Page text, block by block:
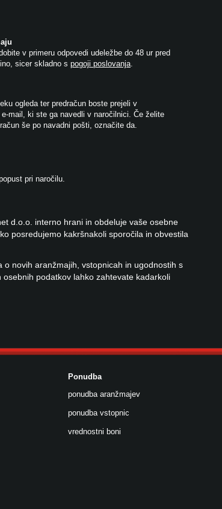
v primeru odpovedi udeležbe do 48 ur pred
sicer skladno s pogoji poslovanja.
ogleda ter predračun boste prejeli v
mail, ki ste ga navedli v naročilnici. Če želite
še po navadni pošti, označite da.
pri naročilu.
d.o.o. interno hrani in obdeluje vaše osebne
posredujemo kakršnakoli sporočila in obvestila
novih aranžmajih, vstopnicah in ugodnostih s
podatkov lahko zahtevate kadarkoli
Ponudba
ponudba aranžmajev
ponudba vstopnic
vrednostni boni